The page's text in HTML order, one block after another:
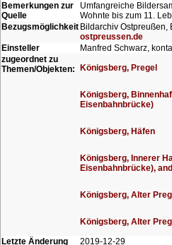
Bemerkungen zur
Quelle
Umfangreiche
Wohnte bis zum 11.
Bezugsmöglichkeit Bildarchiv Ostpreußen,
ostpreussen.de
Einsteller
Manfred Schwarz,
zugeordnet zu
Themen/Objekten:
Königsberg, Pregel
Königsberg,
Eisenbahnbrücke)
Königsberg, Häfen
Königsberg, Innerer
Eisenbahnbrücke),
Königsberg, Alter
Königsberg, Alter
Letzte Änderung
2019-12-29